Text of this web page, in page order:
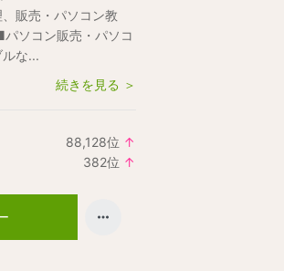
販売・パソコン教
ソコン販売・パソコ
な...
続きを見る ＞
88,128位 ↑
382位 ↑